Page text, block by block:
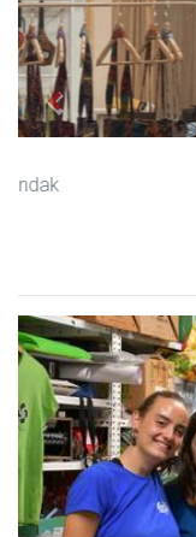
Amasa-Villabona
Previous